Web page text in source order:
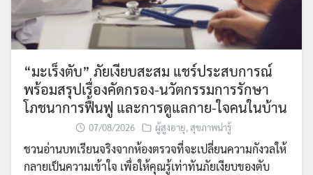
“มะเร็งตับ” ภัยเงียบสะสม แชร์ประสบการณ์
พร้อมสรุปเรื่องคัดกรอง-นวัตกรรมการรักษา
โภชนาการฟื้นฟู และการดูแลกาย-ใจคนในบ้าน
07/08/2026 ผู้สูงอายุ,สุขภาพน่ารู้
ชวนอ่านบทเรียนจริงจากห้องตรวจที่จะเปลี่ยนความกังวลให้
กลายเป็นความเข้าใจ เพื่อให้คุณรู้เท่าทันภัยเงียบของตับ